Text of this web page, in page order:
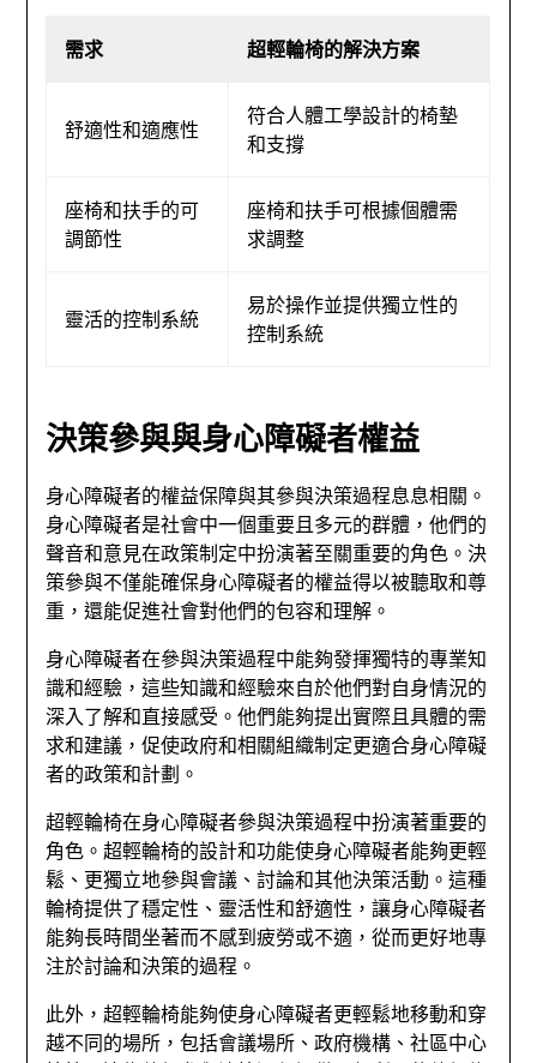
需求 超輕輪椅的解決方案
舒適性和適應性
符合人體工學設計的椅墊
和支撐
座椅和扶手的可
調節性
座椅和扶手可根據個體需
求調整
靈活的控制系統
易於操作並提供獨立性的
控制系統
決策參與與身心障礙者權益
身心障礙者的權益保障與其參與決策過程息息相關。
身心障礙者是社會中一個重要且多元的群體，他們的
聲音和意見在政策制定中扮演著至關重要的角色。決
策參與不僅能確保身心障礙者的權益得以被聽取和尊
重，還能促進社會對他們的包容和理解。
身心障礙者在參與決策過程中能夠發揮獨特的專業知
識和經驗，這些知識和經驗來自於他們對自身情況的
深入了解和直接感受。他們能夠提出實際且具體的需
求和建議，促使政府和相關組織制定更適合身心障礙
者的政策和計劃。
超輕輪椅在身心障礙者參與決策過程中扮演著重要的
角色。超輕輪椅的設計和功能使身心障礙者能夠更輕
鬆、更獨立地參與會議、討論和其他決策活動。這種
輪椅提供了穩定性、靈活性和舒適性，讓身心障礙者
能夠長時間坐著而不感到疲勞或不適，從而更好地專
注於討論和決策的過程。
此外，超輕輪椅能夠使身心障礙者更輕鬆地移動和穿
越不同的場所，包括會議場所、政府機構、社區中心